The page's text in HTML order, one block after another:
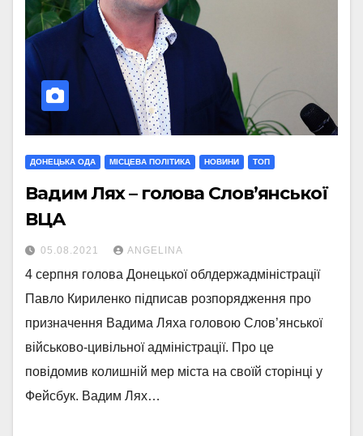
ДОНЕЦЬКА ОДА МIСЦЕВА ПОЛIТИКА НОВИНИ ТОП
Вадим Лях – голова Слов’янської
ВЦА
05.08.2021 ANGELINA
4 серпня голова Донецької облдержадміністрації
Павло Кириленко підписав розпорядження про
призначення Вадима Ляха головою Слов’янської
військово-цивільної адміністрації. Про це
повідомив колишній мер міста на своїй сторінці у
Фейсбук. Вадим Лях…